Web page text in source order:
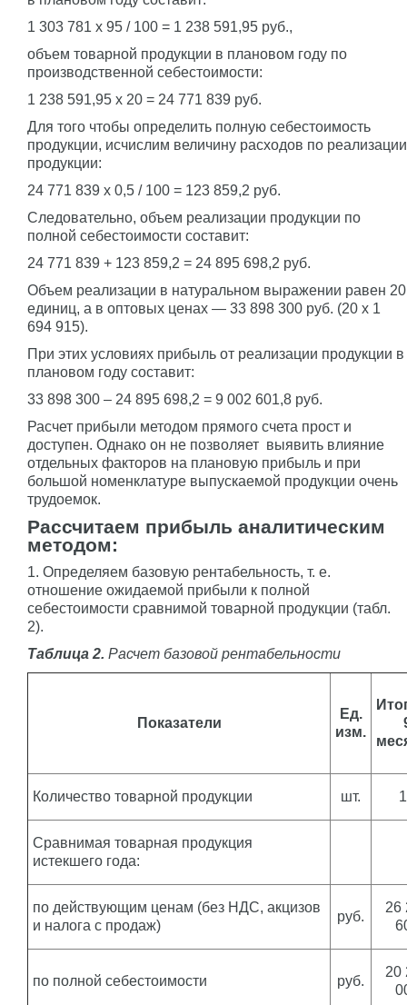
1 303 781 x 95 / 100 = 1 238 591,95 руб.,
объем товарной продукции в плановом году по
производственной себестоимости:
1 238 591,95 x 20 = 24 771 839 руб.
Для того чтобы определить полную себестоимость
продукции, исчислим величину расходов по реализации
продукции:
24 771 839 x 0,5 / 100 = 123 859,2 руб.
Следовательно, объем реализации продукции по
полной себестоимости составит:
24 771 839 + 123 859,2 = 24 895 698,2 руб.
Объем реализации в натуральном выражении равен 20
единиц, а в оптовых ценах — 33 898 300 руб. (20 x 1
694 915).
При этих условиях прибыль от реализации продукции в
плановом году составит:
33 898 300 – 24 895 698,2 = 9 002 601,8 руб.
Расчет прибыли методом прямого счета прост и
доступен. Однако он не позволяет выявить влияние
отдельных факторов на плановую прибыль и при
большой номенклатуре выпускаемой продукции очень
трудоемок.
Рассчитаем прибыль аналитическим
методом:
1. Определяем базовую рентабельность, т. е.
отношение ожидаемой прибыли к полной
себестоимости сравнимой товарной продукции (табл.
2).
Таблица 2. Расчет базовой рентабельности
Показатели
Ед.
изм.
Количество товарной продукции шт.
Сравнимая товарная продукция
истекшего года:
по действующим ценам (без НДС, акцизов
и налога с продаж)
руб.
26
по полной себестоимости руб.
20